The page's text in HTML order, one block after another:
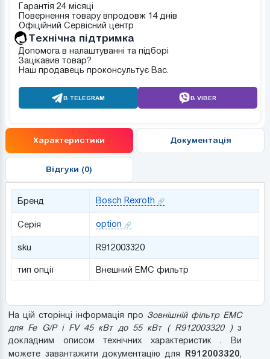
Гарантія 24 місяці
Повернення товару впродовж 14 днів
Офіційний Сервісний центр
Tехнічна підтримка
Допомога в налаштуванні та підборі
Зацікавив товар?
Наш продавець проконсультує Вас.
В TELEGRAM В VIBER
Характеристики Документація
Відгуки (0)
Бренд Bosch Rexroth
Серія option
sku R912003320
тип опції Внешний ЕМС фильтр
На цій сторінці інформація про Зовнішній фільтр EMC
для Fe G/P і FV 45 кВт до 55 кВт ( R912003320 )з
докладним описом технічних характеристик . Ви
можете завантажити документацію для R912003320,